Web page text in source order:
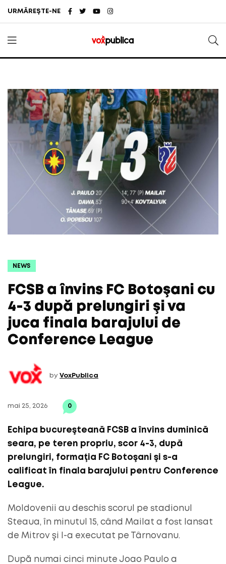
URMĂREȘTE-NE
NEWS
FCSB a învins FC Botoşani cu
4-3 după prelungiri şi va
juca finala barajului de
Conference League
by VoxPublica
mai 25, 2026 0
Echipa bucureşteană FCSB a învins duminică
seara, pe teren propriu, scor 4-3, după
prelungiri, formaţia FC Botoşani şi s-a
calificat în finala barajului pentru Conference
League.
Moldovenii au deschis scorul pe stadionul
Steaua, în minutul 15, când Mailat a fost lansat
de Mitrov şi l-a executat pe Târnovanu.
După numai cinci minute Joao Paulo a